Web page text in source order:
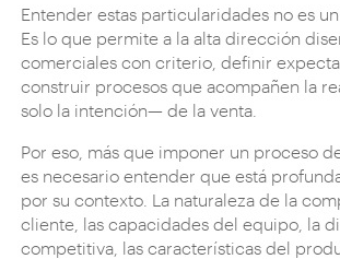
Entender estas particularidades no es
Es lo que permite a la alta dirección
comerciales con criterio, definir
construir procesos que acompañen la
solo la intención— de la venta.
Por eso, más que imponer un proceso
es necesario entender que está
por su contexto. La naturaleza de la
cliente, las capacidades del equipo, la
competitiva, las características del